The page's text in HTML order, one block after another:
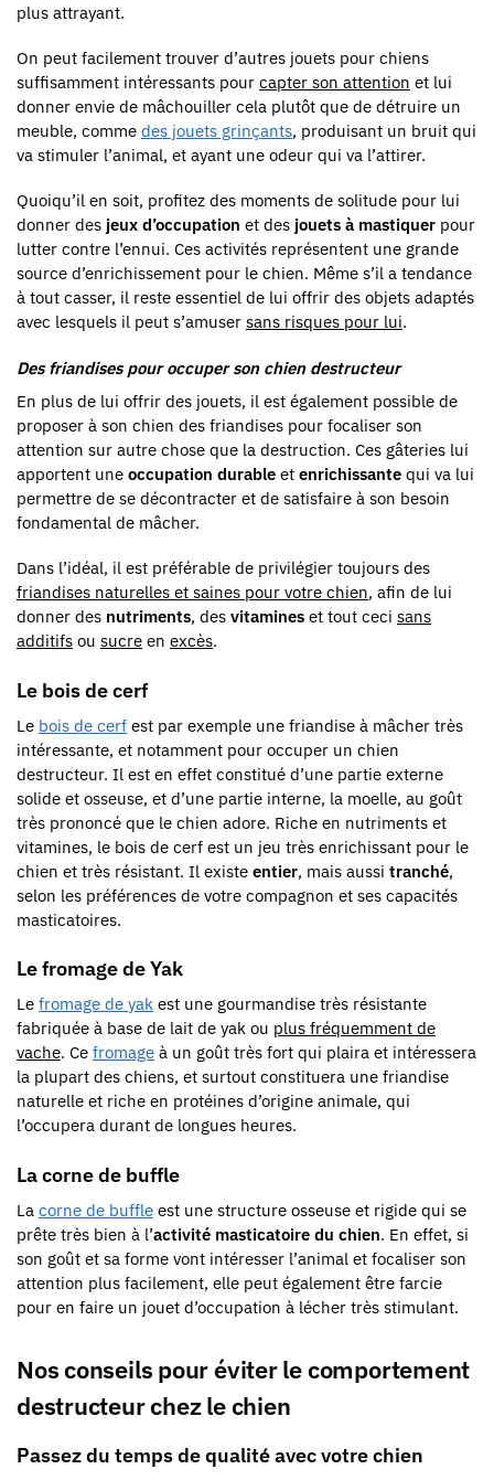
plus attrayant.
On peut facilement trouver d’autres jouets pour chiens
suffisamment intéressants pour capter son attention et lui
donner envie de mâchouiller cela plutôt que de détruire un
meuble, comme des jouets grinçants, produisant un bruit qui
va stimuler l’animal, et ayant une odeur qui va l’attirer.
Quoiqu’il en soit, profitez des moments de solitude pour lui
donner des jeux d’occupation et des jouets à mastiquer pour
lutter contre l’ennui. Ces activités représentent une grande
source d’enrichissement pour le chien. Même s’il a tendance
à tout casser, il reste essentiel de lui offrir des objets adaptés
avec lesquels il peut s’amuser sans risques pour lui.
Des friandises pour occuper son chien destructeur
En plus de lui offrir des jouets, il est également possible de
proposer à son chien des friandises pour focaliser son
attention sur autre chose que la destruction. Ces gâteries lui
apportent une occupation durable et enrichissante qui va lui
permettre de se décontracter et de satisfaire à son besoin
fondamental de mâcher.
Dans l’idéal, il est préférable de privilégier toujours des
friandises naturelles et saines pour votre chien, afin de lui
donner des nutriments, des vitamines et tout ceci sans
additifs ou sucre en excès.
Le bois de cerf
Le bois de cerf est par exemple une friandise à mâcher très
intéressante, et notamment pour occuper un chien
destructeur. Il est en effet constitué d’une partie externe
solide et osseuse, et d’une partie interne, la moelle, au goût
très prononcé que le chien adore. Riche en nutriments et
vitamines, le bois de cerf est un jeu très enrichissant pour le
chien et très résistant. Il existe entier, mais aussi tranché,
selon les préférences de votre compagnon et ses capacités
masticatoires.
Le fromage de Yak
Le fromage de yak est une gourmandise très résistante
fabriquée à base de lait de yak ou plus fréquemment de
vache. Ce fromage à un goût très fort qui plaira et intéressera
la plupart des chiens, et surtout constituera une friandise
naturelle et riche en protéines d’origine animale, qui
l’occupera durant de longues heures.
La corne de buffle
La corne de buffle est une structure osseuse et rigide qui se
prête très bien à l’activité masticatoire du chien. En effet, si
son goût et sa forme vont intéresser l’animal et focaliser son
attention plus facilement, elle peut également être farcie
pour en faire un jouet d’occupation à lécher très stimulant.
Nos conseils pour éviter le comportement
destructeur chez le chien
Passez du temps de qualité avec votre chien